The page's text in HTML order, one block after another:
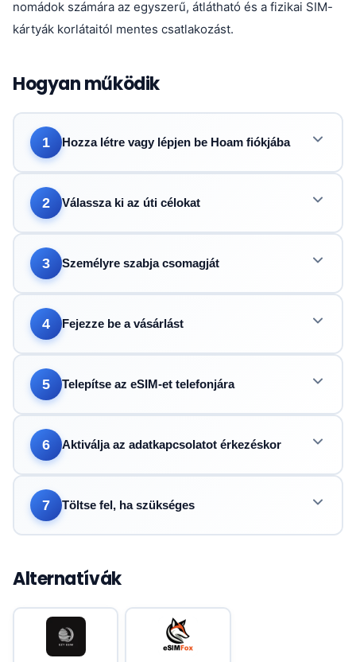
nomádok számára az egyszerű, átlátható és a fizikai SIM-
kártyák korlátaitól mentes csatlakozást.
Hogyan működik
1 Hozza létre vagy lépjen be Hoam fiókjába
2 Válassza ki az úti célokat
3 Személyre szabja csomagját
4 Fejezze be a vásárlást
5 Telepítse az eSIM-et telefonjára
6 Aktiválja az adatkapcsolatot érkezéskor
7 Töltse fel, ha szükséges
Alternatívák